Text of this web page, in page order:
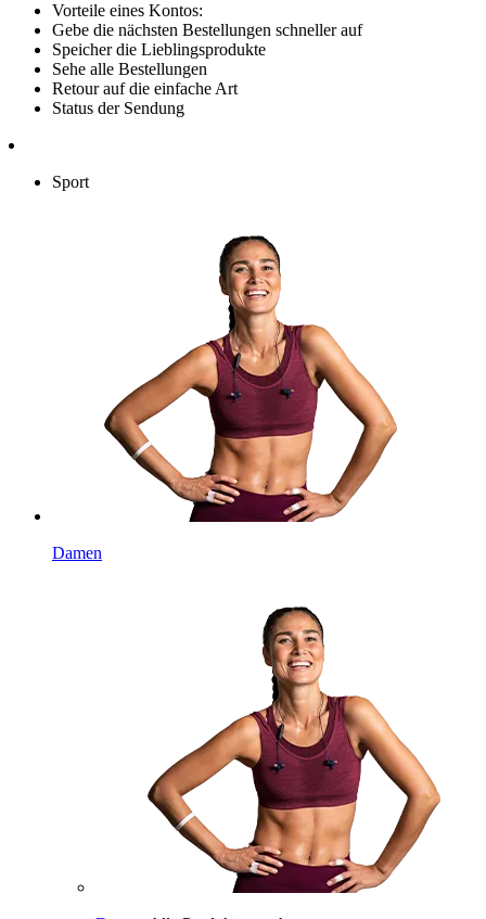
Vorteile eines Kontos:
Gebe die nächsten Bestellungen schneller auf
Speicher die Lieblingsprodukte
Sehe alle Bestellungen
Retour auf die einfache Art
Status der Sendung
Sport
Damen